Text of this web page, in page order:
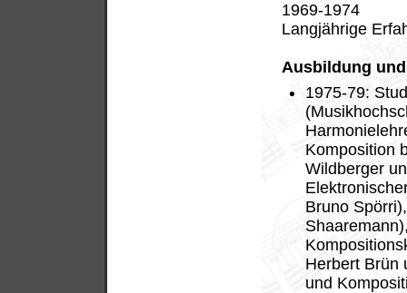
1969-1974
Langjährige
Ausbildung
1975-79:
Komposition
Wildberger
Bruno
Herbert Brün
und